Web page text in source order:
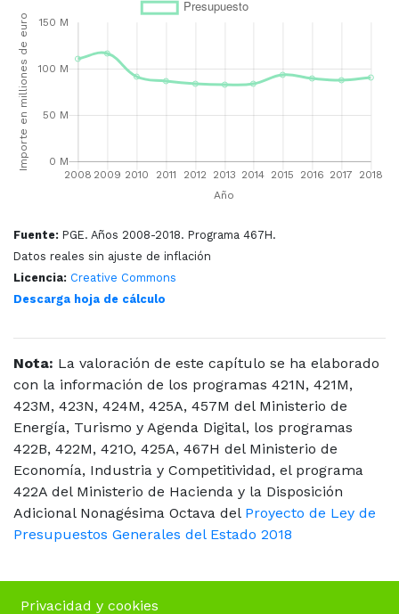
Fuente: PGE. Años 2008-2018. Programa 467H.
Datos reales sin ajuste de inflación
Licencia: Creative Commons
Descarga hoja de cálculo
Nota: La valoración de este capítulo se ha elaborado
con la información de los programas 421N, 421M,
423M, 423N, 424M, 425A, 457M del Ministerio de
Energía, Turismo y Agenda Digital, los programas
422B, 422M, 421O, 425A, 467H del Ministerio de
Economía, Industria y Competitividad, el programa
422A del Ministerio de Hacienda y la Disposición
Adicional Nonagésima Octava del Proyecto de Ley de
Presupuestos Generales del Estado 2018
Privacidad y cookies